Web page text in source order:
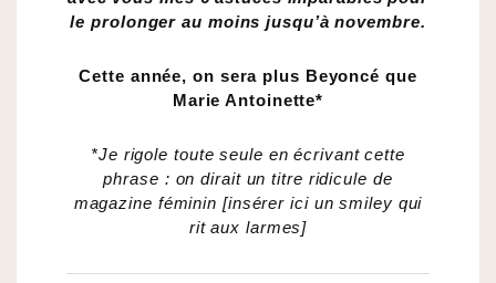
le prolonger au moins jusqu’à novembre.
Cette année, on sera plus Beyoncé que
Marie Antoinette*
*Je rigole toute seule en écrivant cette
phrase : on dirait un titre ridicule de
magazine féminin [insérer ici un smiley qui
rit aux larmes]